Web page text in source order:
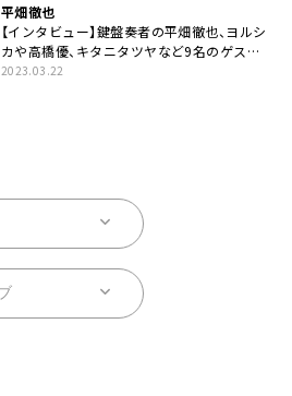
平畑徹也
【インタビュー】鍵盤奏者の平畑徹也、ヨルシ
カや高橋優、キタニタツヤなど9名のゲスト
を迎えた初アルバムに音楽人生の総括「自分
2023.03.22